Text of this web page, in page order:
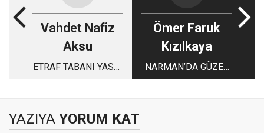
Vahdet Nafiz
Aksu
ETRAF TABANI YASSI
Ömer Faruk
Kızılkaya
NARMAN’DA GÜZEL
ŞEYLER OLUYOR
YAZIYA YORUM KAT